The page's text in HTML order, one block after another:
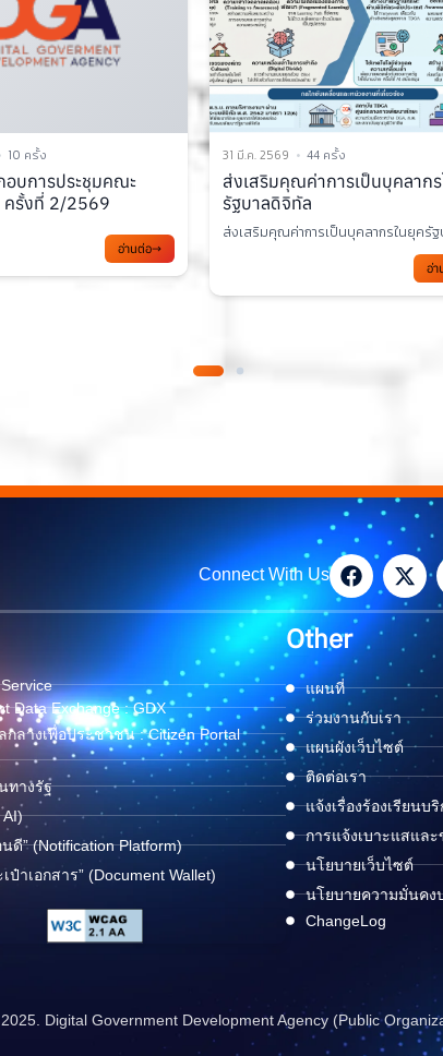
ครั้ง
การเป็นบุคลากรในยุค
รเป็นบุคลากรในยุครัฐบาลด...
อ่านต่อ
24 มี.ค. 2569 55 ครั้ง
เอกสารการประชุม TC3 ครั้งที่
2569
Connect With Us
Data Exchange : GDX
กลางเพื่อประชาชน : Citizen Portal
ทางรัฐ
AI)
นดี” (Notification Platform)
ป๋าเอกสาร” (Document Wallet)
Other
แผนที่
ร่วมงานกับเรา
แผนผังเว็บไซต์
ติดต่อเรา
แจ้งเรื่องร้องเรียนบ
การแจ้งเบาะแสแล
นโยบายเว็บไซต์
นโยบายความมั่นคง
ChangeLog
Digital Government Development Agency (Public